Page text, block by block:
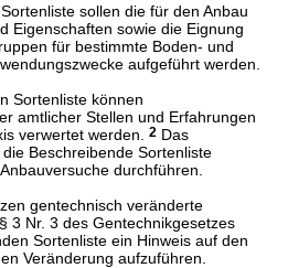
sollen die für den Anbau
Eigenschaften sowie die Eignung
für bestimmte Boden- und
aufgeführt werden.
Sortenliste können
amtlicher Stellen und Erfahrungen
verwertet werden.
2Das
Beschreibende Sortenliste
durchführen.
gentechnisch veränderte
3 Nr. 3 des Gentechnikgesetzes
Sortenliste ein Hinweis auf den
Veränderung aufzuführen.